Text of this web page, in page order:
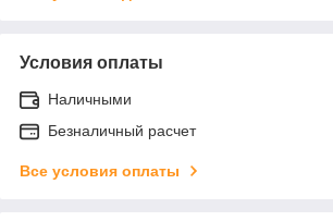
Условия оплаты
Наличными
Безналичный расчет
Все условия оплаты